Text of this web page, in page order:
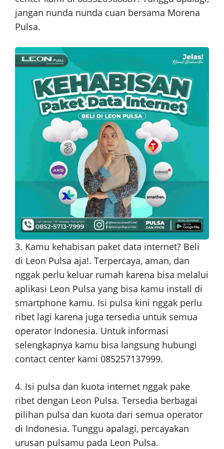
jangan nunda nunda cuan bersama Morena
Pulsa.
3. Kamu kehabisan paket data internet? Beli
di Leon Pulsa aja!. Terpercaya, aman, dan
nggak perlu keluar rumah karena bisa melalui
aplikasi Leon Pulsa yang bisa kamu install di
smartphone kamu. Isi pulsa kini nggak perlu
ribet lagi karena juga tersedia untuk semua
operator Indonesia. Untuk informasi
selengkapnya kamu bisa langsung hubungi
contact center kami 085257137999.
4. Isi pulsa dan kuota internet nggak pake
ribet dengan Leon Pulsa. Tersedia berbagai
pilihan pulsa dan kuota dari semua operator
di Indonesia. Tunggu apalagi, percayakan
urusan pulsamu pada Leon Pulsa.